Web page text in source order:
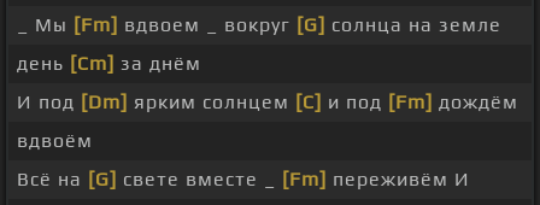
_ Мы [Fm] вдвоем _ вокруг [G] солнца на земле
день [Cm] за днём
И под [Dm] ярким солнцем [C] и под [Fm] дождём
вдвоём
Всё на [G] свете вместе _ [Fm] переживём И